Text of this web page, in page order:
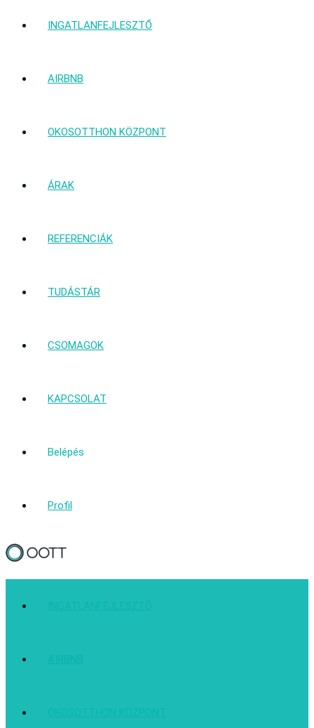
INGATLANFEJLESZTŐ
AIRBNB
OKOSOTTHON KÖZPONT
ÁRAK
REFERENCIÁK
TUDÁSTÁR
CSOMAGOK
KAPCSOLAT
Belépés
Profil
INGATLANFEJLESZTŐ
AIRBNB
OKOSOTTHON KÖZPONT